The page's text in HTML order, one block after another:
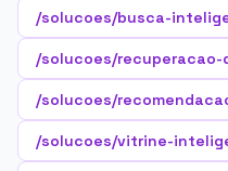
/solucoes/busca-
/solucoes/
/solucoes/
/solucoes/vitrine-